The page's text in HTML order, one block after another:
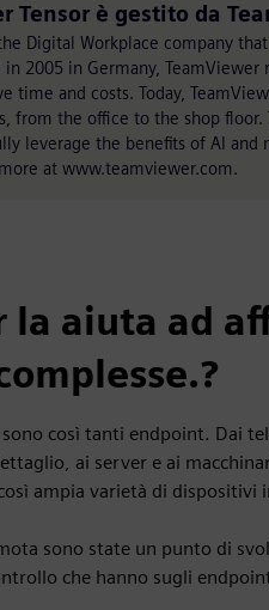
Tensor è gestito da
Digital Workplace company
in 2005 in Germany,
time and costs. Today,
from the office to the shop
leverage the benefits of AI
at www.teamviewer.com.
la aiuta ad
così tanti endpoint. Dai
ai server e ai
ampia varietà di dispositivi
sono state un punto di
che hanno sugli